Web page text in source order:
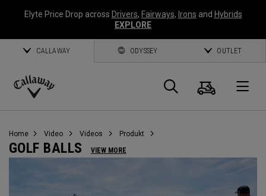
Elyte Price Drop across Drivers, Fairways, Irons and Hybrids
EXPLORE
CALLAWAY ODYSSEY OUTLET
Callaway
Suche
Home Video Videos Produkt
GOLF BALLS VIEW MORE